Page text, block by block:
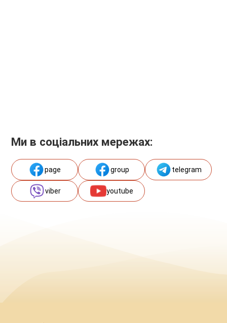
Ми в соціальних мережах:
page group telegram
viber youtube